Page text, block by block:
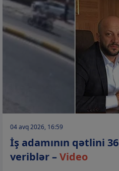
04 avq 2026, 16:59
İş adamının qətlini
veriblər –Video